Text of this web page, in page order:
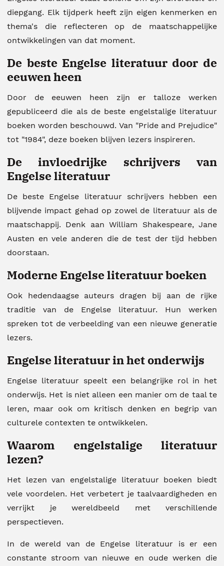
diepgang. Elk tijdperk heeft zijn eigen kenmerken en
thema's die reflecteren op de maatschappelijke
ontwikkelingen van dat moment.
De beste Engelse literatuur door de
eeuwen heen
Door de eeuwen heen zijn er talloze werken
gepubliceerd die als de beste engelstalige literatuur
boeken worden beschouwd. Van "Pride and Prejudice"
tot "1984", deze boeken blijven lezers inspireren.
De invloedrijke schrijvers van
Engelse literatuur
De beste Engelse literatuur schrijvers hebben een
blijvende impact gehad op zowel de literatuur als de
maatschappij. Denk aan William Shakespeare, Jane
Austen en vele anderen die de test der tijd hebben
doorstaan.
Moderne Engelse literatuur boeken
Ook hedendaagse auteurs dragen bij aan de rijke
traditie van de Engelse literatuur. Hun werken
spreken tot de verbeelding van een nieuwe generatie
lezers.
Engelse literatuur in het onderwijs
Engelse literatuur speelt een belangrijke rol in het
onderwijs. Het is niet alleen een manier om de taal te
leren, maar ook om kritisch denken en begrip van
culturele contexten te ontwikkelen.
Waarom engelstalige literatuur
lezen?
Het lezen van engelstalige literatuur boeken biedt
vele voordelen. Het verbetert je taalvaardigheden en
verrijkt je wereldbeeld met verschillende
perspectieven.
In de wereld van de Engelse literatuur is er een
constante stroom van nieuwe en oude werken die